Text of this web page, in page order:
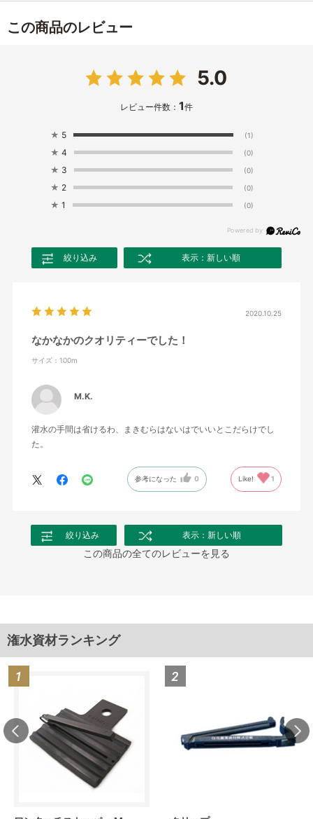
この商品のレビュー
5.0
レビュー件数： 1件
★ 5 (1)
★ 4 (0)
★ 3 (0)
★ 2 (0)
★ 1 (0)
絞り込み 表示：新しい順
2020.10.25
なかなかのクオリティーでした！
サイズ：100m
M.K.
灌水の手間は省けるわ、まきむらはないはでいいとこだらけでし
た。
参考になった 0 Like! 1
絞り込み 表示：新しい順
この商品の全てのレビューを見る
潅水資材ランキング